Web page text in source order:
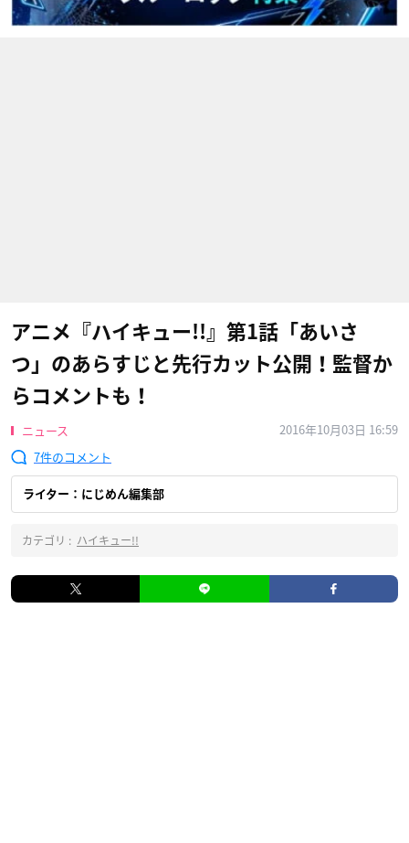
アニメ『ハイキュー!!』第1話「あいさ
つ」のあらすじと先行カット公開！監督か
らコメントも！
ニュース
2016年10月03日 16:59
7
ライター：にじめん編集部
カテゴリ : ハイキュー!!